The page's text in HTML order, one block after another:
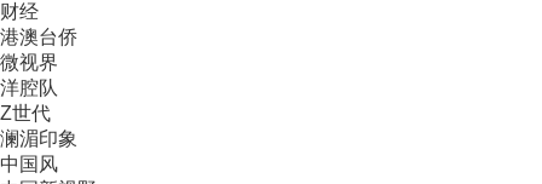
财经
港澳台侨
微视界
洋腔队
Z世代
澜湄印象
中国风